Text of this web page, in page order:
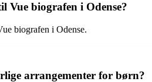
Vue biografen i Odense?
biografen i Odense.
arrangementer for børn?